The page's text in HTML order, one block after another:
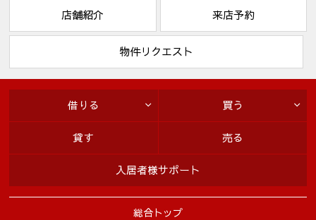
６．個人情報に関するお客様の権利
様の個人情報に関し誤りがあった場合には、お客様の求めによ
は、下記お問い合わせ窓口にお尋ね下さい。
７．本人が容易に認識できない方法によって個人情報を取得す
当社は、お客様個々のニーズに合わせてウェブサイトをカスタ
マイズしたり、ウェブサイトの内容やご提供するサービスをお
客様が、よりご満足いただけるよう改良したりするため、クッ
キー等を使用することがあります。
店舗紹介 来店予約
物件リクエスト
総合トップ
借りる 買う
貸す 売る
入居者様サポート